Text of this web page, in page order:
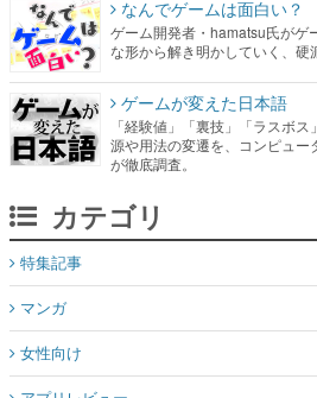
ゲームが変えた日本語
「経験値」「裏技」「ラスボ
源や用法の変遷を、コンピュー
カテゴリ
マンガ
女性向け
アプリレビュー
その他